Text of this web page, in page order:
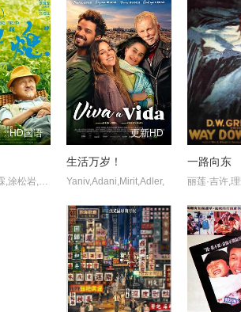
HD国语
杨新鸣,胡昌霖,涂松岩,代乐乐,杨童舒,巩峥,何赛飞,林永健,毕克辰
更新HD
生活万岁！
Yaniv,Adani,Mirit,Adler,
一路向东